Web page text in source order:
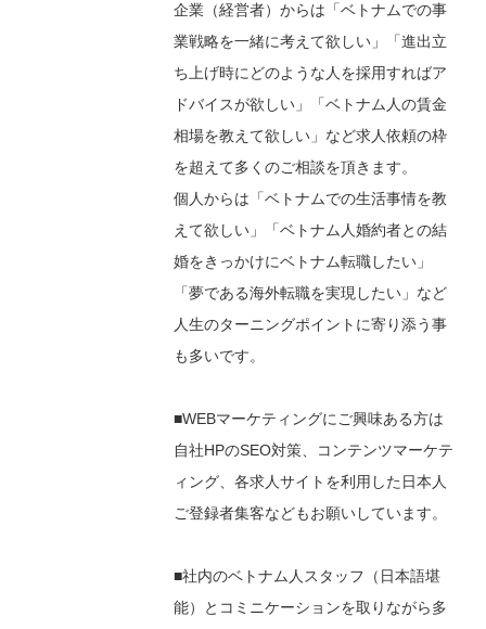
企業（経営者）からは「ベトナムでの事
業戦略を一緒に考えて欲しい」「進出立
ち上げ時にどのような人を採用すればア
ドバイスが欲しい」「ベトナム人の賃金
相場を教えて欲しい」など求人依頼の枠
を超えて多くのご相談を頂きます。
個人からは「ベトナムでの生活事情を教
えて欲しい」「ベトナム人婚約者との結
婚をきっかけにベトナム転職したい」
「夢である海外転職を実現したい」など
人生のターニングポイントに寄り添う事
も多いです。
■WEBマーケティングにご興味ある方は
自社HPのSEO対策、コンテンツマーケテ
ィング、各求人サイトを利用した日本人
ご登録者集客などもお願いしています。
■社内のベトナム人スタッフ（日本語堪
能）とコミニケーションを取りながら多